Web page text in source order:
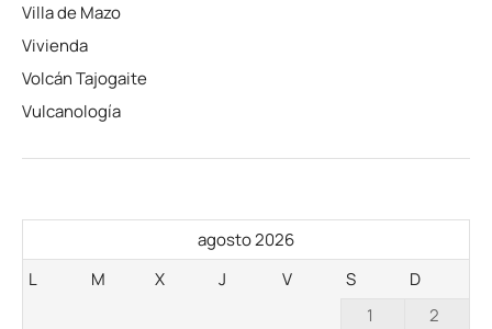
Villa de Mazo
Vivienda
Volcán Tajogaite
Vulcanología
agosto 2026
L
M X J V S
D
1
2